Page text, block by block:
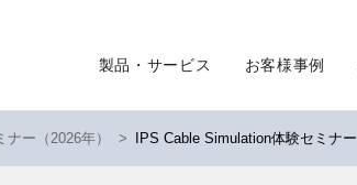
製品・サービス お客様事例
ー（2026年） > IPS Cable Simulation体験セミナー